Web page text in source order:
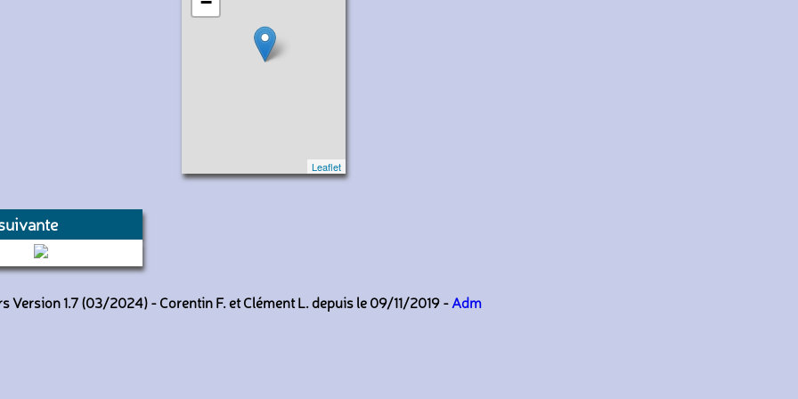
Leaflet
8186 (RATP)
Version 1.7 (03/2024) - Corentin F. et Clément L. depuis le 09/11/2019 -Adm